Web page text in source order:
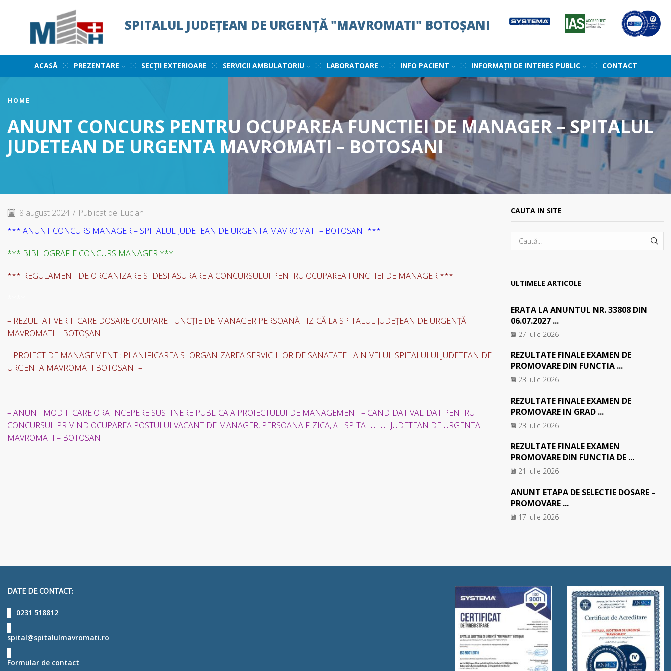
SPITALUL JUDEȚEAN DE URGENȚĂ "MAVROMATI" BOTOȘANI
ACASĂ PREZENTARE SECȚII EXTERIOARE SERVICII AMBULATORIU LABORATOARE INFO PACIENT INFORMAȚII DE INTERES PUBLIC CONTACT
HOME
ANUNT CONCURS PENTRU OCUPAREA FUNCTIEI DE MANAGER – SPITALUL
JUDETEAN DE URGENTA MAVROMATI – BOTOSANI
8 august 2024 / Publicat de Lucian
*** ANUNT CONCURS MANAGER – SPITALUL JUDETEAN DE URGENTA MAVROMATI – BOTOSANI ***
*** BIBLIOGRAFIE CONCURS MANAGER ***
*** REGULAMENT DE ORGANIZARE SI DESFASURARE A CONCURSULUI PENTRU OCUPAREA FUNCTIEI DE MANAGER ***
– REZULTAT VERIFICARE DOSARE OCUPARE FUNCȚIE DE MANAGER PERSOANĂ FIZICĂ LA SPITALUL JUDEȚEAN DE URGENȚĂ
MAVROMATI – BOTOȘANI –
– PROIECT DE MANAGEMENT : PLANIFICAREA SI ORGANIZAREA SERVICIILOR DE SANATATE LA NIVELUL SPITALULUI JUDETEAN DE
URGENTA MAVROMATI BOTOSANI –
–ANUNT MODIFICARE ORA INCEPERE SUSTINERE PUBLICA A PROIECTULUI DE MANAGEMENT – CANDIDAT VALIDAT PENTRU
CONCURSUL PRIVIND OCUPAREA POSTULUI VACANT DE MANAGER, PERSOANA FIZICA, AL SPITALULUI JUDETEAN DE URGENTA
MAVROMATI – BOTOSANI
CAUTA IN SITE
ULTIMELE ARTICOLE
ERATA LA ANUNTUL NR. 33808 DIN
06.07.2027 ...
27 iulie 2026
REZULTATE FINALE EXAMEN DE
PROMOVARE DIN FUNCTIA ...
23 iulie 2026
REZULTATE FINALE EXAMEN DE
PROMOVARE IN GRAD ...
23 iulie 2026
REZULTATE FINALE EXAMEN
PROMOVARE DIN FUNCTIA DE ...
21 iulie 2026
ANUNT ETAPA DE SELECTIE DOSARE –
PROMOVARE ...
17 iulie 2026
DATE DE CONTACT:
0231 518812
spital@spitalulmavromati.ro
Formular de contact